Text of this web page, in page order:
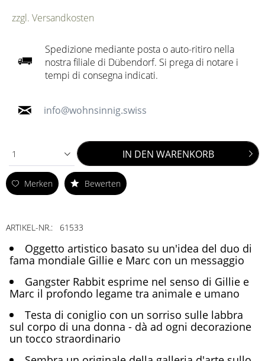
zzgl. Versandkosten
Spedizione mediante posta o auto-ritiro nella
nostra filiale di Dübendorf. Si prega di notare i
tempi di consegna indicati.
info@wohnsinnig.swiss
1 IN DEN WARENKORB
Merken Bewerten
ARTIKEL-NR.: 61533
Oggetto artistico basato su un'idea del duo di
fama mondiale Gillie e Marc con un messaggio
Gangster Rabbit esprime nel senso di Gillie e
Marc il profondo legame tra animale e umano
Testa di coniglio con un sorriso sulle labbra
sul corpo di una donna - dà ad ogni decorazione
un tocco straordinario